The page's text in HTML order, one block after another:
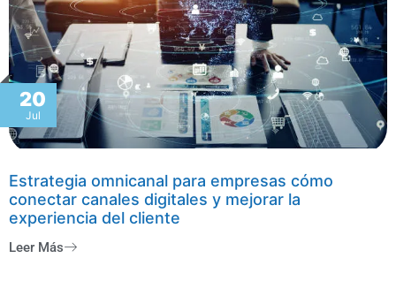
20
Jul
Estrategia omnicanal para empresas cómo
conectar canales digitales y mejorar la
experiencia del cliente
Leer Más